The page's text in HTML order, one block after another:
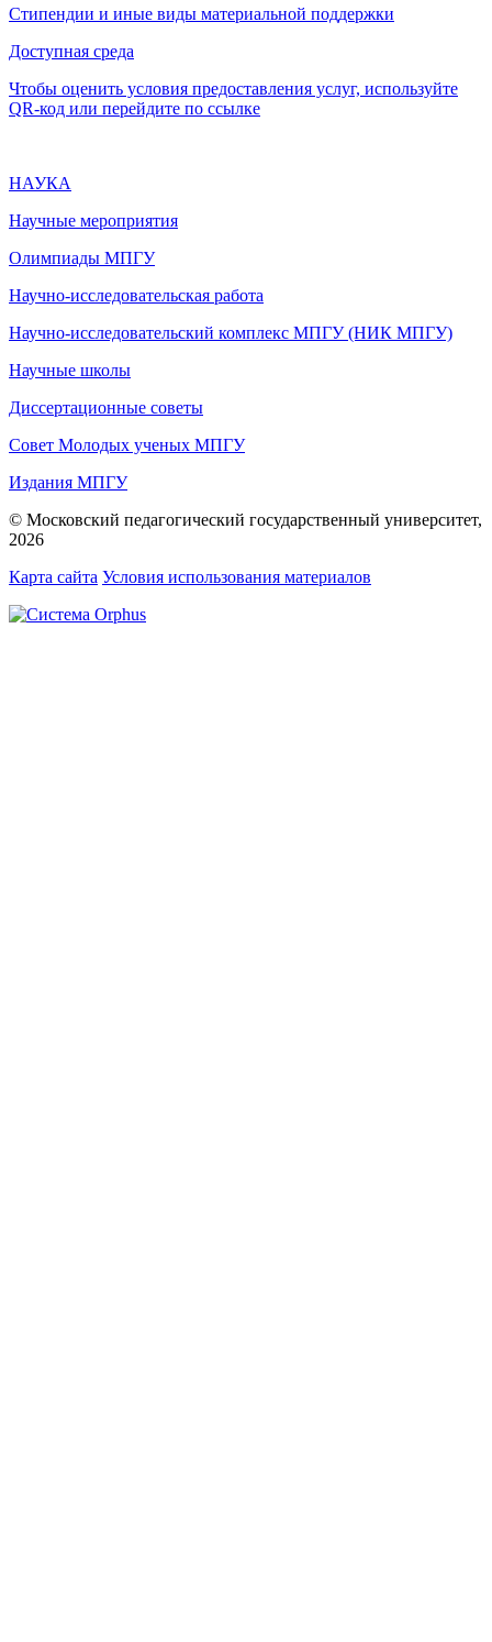
Стипендии и иные виды материальной поддержки
Доступная среда
Чтобы оценить условия предоставления услуг, используйте
QR-код или перейдите по ссылке
НАУКА
Научные мероприятия
Олимпиады МПГУ
Научно-исследовательская работа
Научно-исследовательский комплекс МПГУ (НИК МПГУ)
Научные школы
Диссертационные советы
Совет Молодых ученых МПГУ
Издания МПГУ
© Московский педагогический государственный университет,
2026
Карта сайта Условия использования материалов